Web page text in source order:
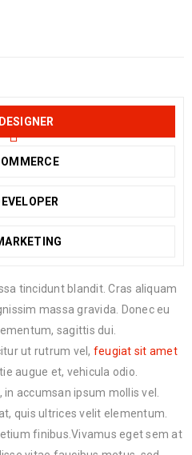
tincidunt blandit. Cras aliquam
massa gravida. Donec eu
sagittis dui.
ut rutrum vel, feugiat sit amet
augue et, vehicula odio.
accumsan ipsum mollis vel.
quis ultrices velit elementum.
finibus.Vivamus eget sem at